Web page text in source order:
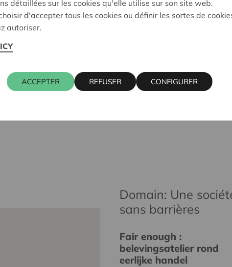
Kontaktperson
Domain: Une
sans barrières
Fair enough :
belevingsatelier rond
eerlijke handel
détaillées sur les cookies qu'elle utilise sur son site web.
d'accepter tous les cookies ou définir les sortes de
autoriser.
ACCEPTER REFUSER CONFIGURER